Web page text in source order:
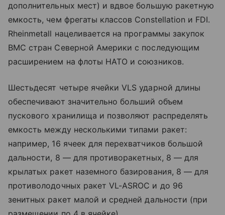
дополнительных мест) и вдвое большую ракетную
емкость, чем фрегаты классов Constellation и FDI.
Rheinmetall нацеливается на программы закупок
ВМС стран Северной Америки с последующим
расширением на флоты НАТО и союзников.
Шестьдесят четыре ячейки VLS ударной длины
обеспечивают значительно больший объем
пускового хранилища и позволяют распределять
емкость между несколькими типами ракет:
например, 16 ячеек для перехватчиков большой
дальности, 8 — для противоракетных, 8 — для
крылатых ракет наземного базирования, 8 — для
противолодочных ракет VL-ASROC и до 96
зенитных ракет малой и средней дальности (при